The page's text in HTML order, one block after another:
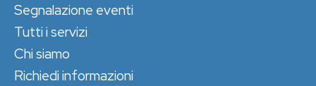
Segnalazione eventi
Tutti i servizi
Chi siamo
Richiedi informazioni